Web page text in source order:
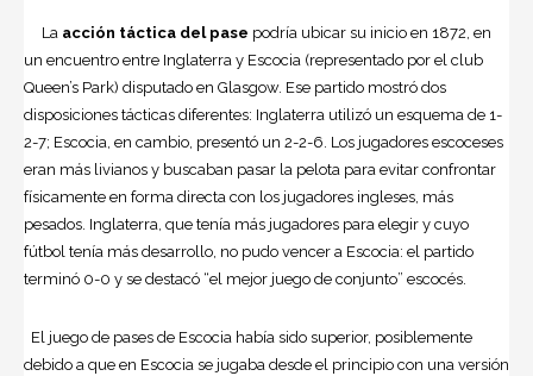
La acción táctica del pase podría ubicar su inicio en 1872, en
un encuentro entre Inglaterra y Escocia (representado por el club
Queen’s Park) disputado en Glasgow. Ese partido mostró dos
disposiciones tácticas diferentes: Inglaterra utilizó un esquema de 1-
2-7; Escocia, en cambio, presentó un 2-2-6. Los jugadores escoceses
eran más livianos y buscaban pasar la pelota para evitar confrontar
físicamente en forma directa con los jugadores ingleses, más
pesados. Inglaterra, que tenía más jugadores para elegir y cuyo
fútbol tenía más desarrollo, no pudo vencer a Escocia: el partido
terminó 0-0 y se destacó “el mejor juego de conjunto” escocés.
El juego de pases de Escocia había sido superior, posiblemente
debido a que en Escocia se jugaba desde el principio con una versión